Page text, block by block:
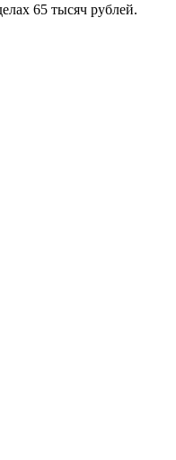
65 тысяч рублей.